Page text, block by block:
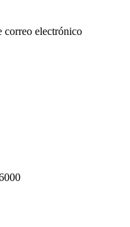
correo electrónico